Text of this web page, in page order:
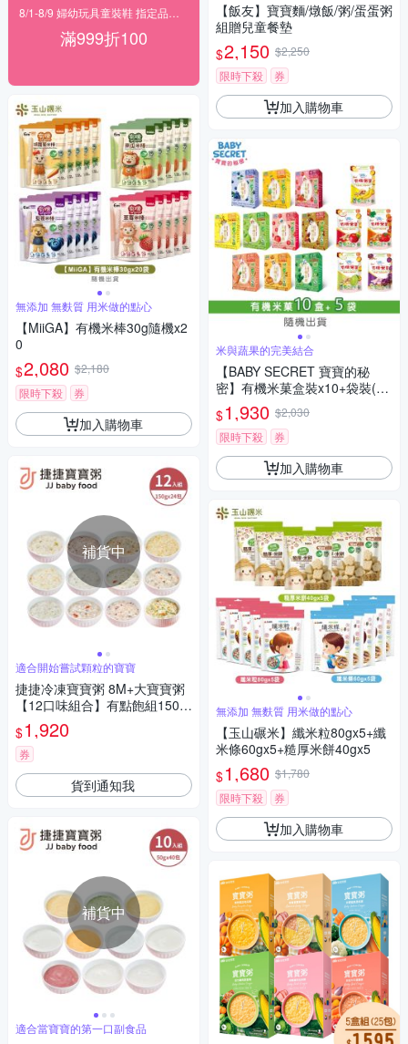
滿999折100
無添加 無麩質 用米做的點心
【MiiGA】有機米棒30g隨機x2
0
$2,080 $2,180
限時下殺
券
加入購物車
補貨中
適合開始嘗試顆粒的寶寶
捷捷冷凍寶寶粥 8M+大寶寶粥
【12口味組合】有點飽組150g
x24包
$1,920
券
貨到通知我
補貨中
適合當寶寶的第一口副食品
【飯友】寶寶麵/燉飯/粥/蛋蛋粥
組贈兒童餐墊
$2,150 $2,250
限時下殺
券
加入購物車
米與蔬果的完美結合
【BABY SECRET 寶寶的秘
密】有機米菓盒裝x10+袋裝(6
M+)x5-隨機出貨
$1,930 $2,030
限時下殺
券
加入購物車
無添加 無麩質 用米做的點心
【玉山碾米】纖米粒80gx5+纖
米條60gx5+糙厚米餅40gx5
$1,680 $1,780
限時下殺
券
加入購物車